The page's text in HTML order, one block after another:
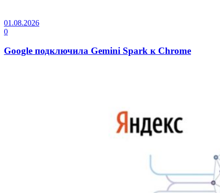
01.08.2026
0
Google подключила Gemini Spark к Chrome